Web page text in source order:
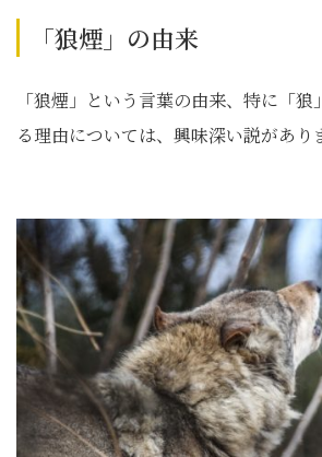
「狼煙」の由来
「狼煙」という言葉の由来、特に「
る理由については、興味深い説があり